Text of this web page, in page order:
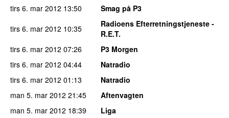
tirs 6. mar 2012 13:50
Smag på P3
tirs 6. mar 2012 10:35
Radioens Efterretningstjeneste -
R.E.T.
tirs 6. mar 2012 07:26
P3 Morgen
tirs 6. mar 2012 04:44
Natradio
tirs 6. mar 2012 01:13
Natradio
man 5. mar 2012 21:45
Aftenvagten
man 5. mar 2012 18:39
Liga